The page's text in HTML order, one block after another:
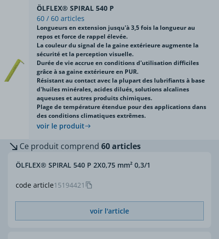
ÖLFLEX® SPIRAL 540 P
60 / 60 articles
Longueurs en extension jusqu'à 3,5 fois la longueur au
repos et force de rappel élevée.
La couleur du signal de la gaine extérieure augmente la
sécurité et la perception visuelle.
Durée de vie accrue en conditions d'utilisation difficiles
grâce à sa gaine extérieure en PUR.
Résistant au contact avec la plupart des lubrifiants à base
d'huiles minérales, acides dilués, solutions alcalines
aqueuses et autres produits chimiques.
Plage de température étendue pour des applications dans
des conditions climatiques extrêmes.
voir le produit
Ce produit comprend 60 articles
code article15194421
ÖLFLEX® SPIRAL 540 P 2X0,75 mm² 0,3/1
voir l'article